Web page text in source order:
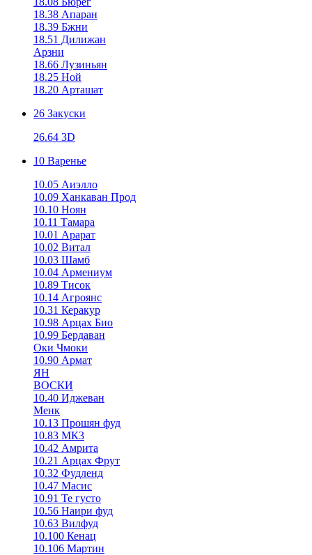
18.38 Апаран
18.39 Бжни
18.51 Дилижан
Арзни
18.66 Лузиньян
18.25 Ной
18.20 Арташат
26 Закуски
26.64 3D
10 Варенье
10.05 Аиэлло
10.09 Ханкаван Прод
10.10 Ноян
10.11 Тамара
10.01 Арарат
10.02 Витал
10.03 Шамб
10.04 Армениум
10.89 Тисок
10.14 Агроянс
10.31 Керакур
10.98 Арцах Био
10.99 Бердаван
Оки Чмоки
10.90 Армат
ЯН
ВОСКИ
10.40 Иджеван
Менк
10.13 Прошян фуд
10.83 МК3
10.42 Амрита
10.21 Арцах Фрут
10.32 Фудленд
10.47 Масис
10.91 Те густо
10.56 Наири фуд
10.63 Вилфуд
10.100 Кенац
10.106 Мартин